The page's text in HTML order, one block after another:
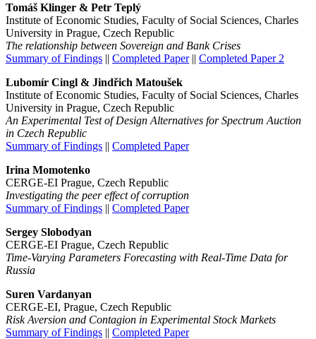
Tomáš Klinger & Petr Teplý
Institute of Economic Studies, Faculty of Social Sciences, Charles
University in Prague, Czech Republic
The relationship between Sovereign and Bank Crises
Summary of Findings || Completed Paper|| Completed Paper 2
Lubomír Cingl & Jindřich Matoušek
Institute of Economic Studies, Faculty of Social Sciences, Charles
University in Prague, Czech Republic
An Experimental Test of Design Alternatives for Spectrum Auction
in Czech Republic
Summary of Findings || Completed Paper
Irina Momotenko
CERGE-EI Prague, Czech Republic
Investigating the peer effect of corruption
Summary of Findings || Completed Paper
Sergey Slobodyan
CERGE-EI Prague, Czech Republic
Time-Varying Parameters Forecasting with Real-Time Data for
Russia
Suren Vardanyan
CERGE-EI, Prague, Czech Republic
Risk Aversion and Contagion in Experimental Stock Markets
Summary of Findings || Completed Paper